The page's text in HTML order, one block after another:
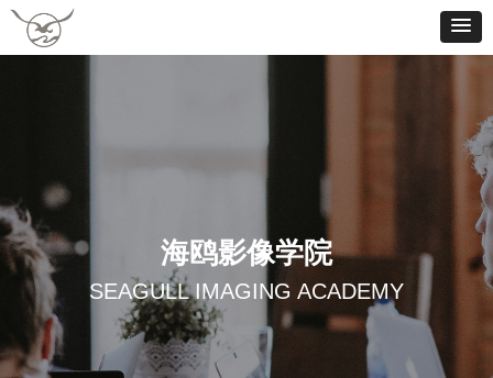
海鸥影像学院
SEAGULL IMAGING ACADEMY